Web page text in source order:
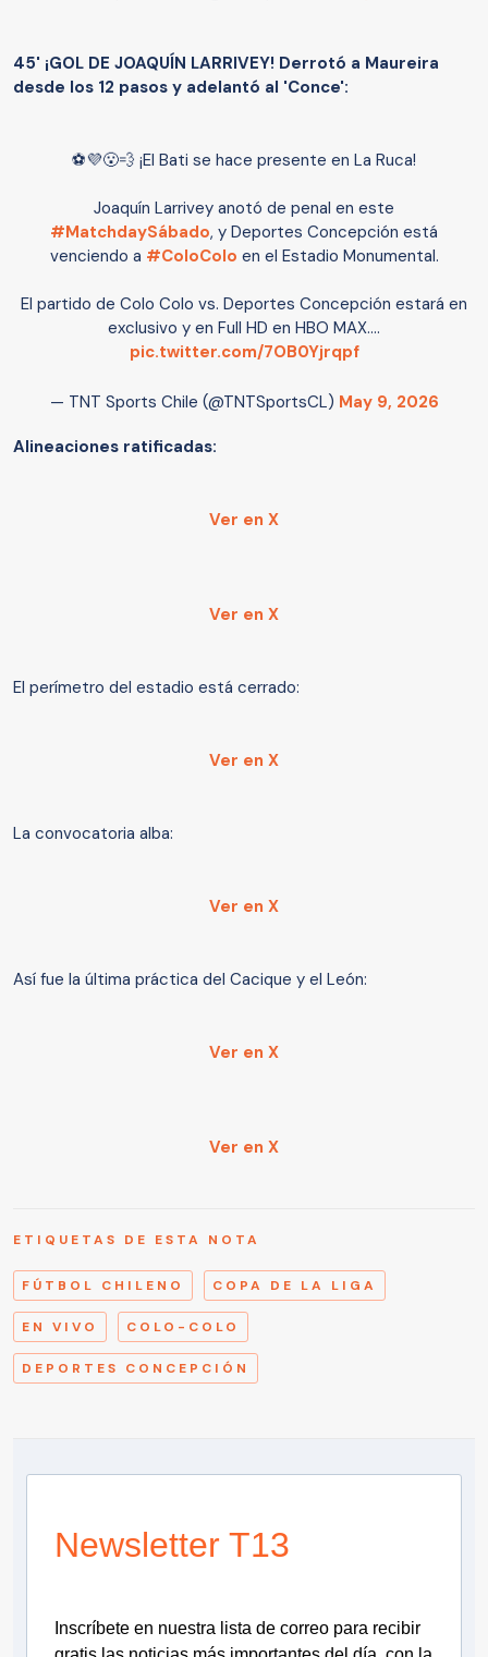
45' ¡GOL DE JOAQUÍN LARRIVEY! Derrotó a Maureira
desde los 12 pasos y adelantó al 'Conce':
⚽💜😮‍💨 ¡El Bati se hace presente en La Ruca!
Joaquín Larrivey anotó de penal en este
#MatchdaySábado, y Deportes Concepción está
venciendo a #ColoColo en el Estadio Monumental.
El partido de Colo Colo vs. Deportes Concepción estará en
exclusivo y en Full HD en HBO MAX.…
pic.twitter.com/7OB0Yjrqpf
— TNT Sports Chile (@TNTSportsCL) May 9, 2026
Alineaciones ratificadas:
Ver en X
Ver en X
El perímetro del estadio está cerrado:
Ver en X
La convocatoria alba:
Ver en X
Así fue la última práctica del Cacique y el León:
Ver en X
Ver en X
ETIQUETAS DE ESTA NOTA
FÚTBOL CHILENO COPA DE LA LIGA
EN VIVO COLO-COLO
DEPORTES CONCEPCIÓN
Newsletter T13
Inscríbete en nuestra lista de correo para recibir